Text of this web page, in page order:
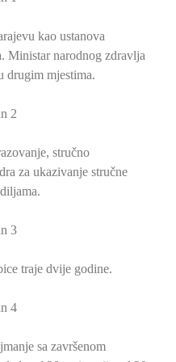
kao ustanova
Ministar narodnog zdravlja
drugim mjestima.
2
stručno
za ukazivanje stručne
3
traje dvije godine.
4
sa završenom